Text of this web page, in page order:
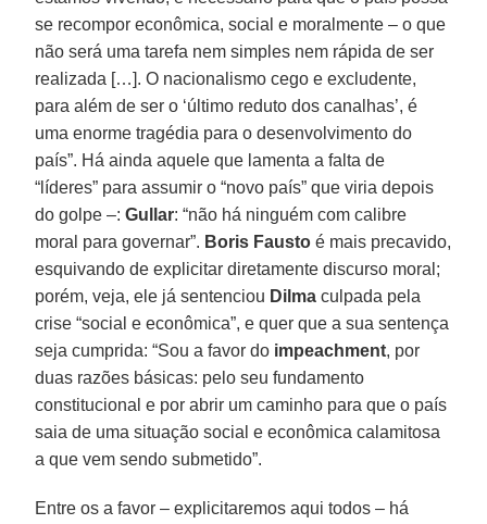
se recompor econômica, social e moralmente – o que
não será uma tarefa nem simples nem rápida de ser
realizada […]. O nacionalismo cego e excludente,
para além de ser o ‘último reduto dos canalhas’, é
uma enorme tragédia para o desenvolvimento do
país”. Há ainda aquele que lamenta a falta de
“líderes” para assumir o “novo país” que viria depois
do golpe –:Gullar: “não há ninguém com calibre
moral para governar”. Boris Fausto é mais precavido,
esquivando de explicitar diretamente discurso moral;
porém, veja, ele já sentenciou Dilma culpada pela
crise “social e econômica”, e quer que a sua sentença
seja cumprida: “Sou a favor do impeachment, por
duas razões básicas: pelo seu fundamento
constitucional e por abrir um caminho para que o país
saia de uma situação social e econômica calamitosa
a que vem sendo submetido”.
Entre os a favor – explicitaremos aqui todos – há